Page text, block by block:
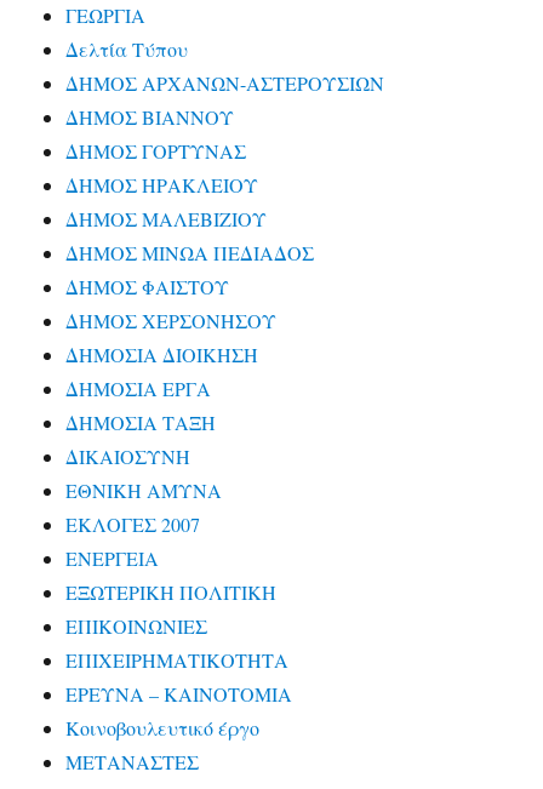
ΓΕΩΡΓΙΑ
Δελτία Τύπου
ΔΗΜΟΣ ΑΡΧΑΝΩΝ-ΑΣΤΕΡΟΥΣΙΩΝ
ΔΗΜΟΣ ΒΙΑΝΝΟΥ
ΔΗΜΟΣ ΓΟΡΤΥΝΑΣ
ΔΗΜΟΣ ΗΡΑΚΛΕΙΟΥ
ΔΗΜΟΣ ΜΑΛΕΒΙΖΙΟΥ
ΔΗΜΟΣ ΜΙΝΩΑ ΠΕΔΙΑΔΟΣ
ΔΗΜΟΣ ΦΑΙΣΤΟΥ
ΔΗΜΟΣ ΧΕΡΣΟΝΗΣΟΥ
ΔΗΜΟΣΙΑ ΔΙΟΙΚΗΣΗ
ΔΗΜΟΣΙΑ ΕΡΓΑ
ΔΗΜΟΣΙΑ ΤΑΞΗ
ΔΙΚΑΙΟΣΥΝΗ
ΕΘΝΙΚΗ ΑΜΥΝΑ
ΕΚΛΟΓΕΣ 2007
ΕΝΕΡΓΕΙΑ
ΕΞΩΤΕΡΙΚΗ ΠΟΛΙΤΙΚΗ
ΕΠΙΚΟΙΝΩΝΙΕΣ
ΕΠΙΧΕΙΡΗΜΑΤΙΚΟΤΗΤΑ
ΕΡΕΥΝΑ – ΚΑΙΝΟΤΟΜΙΑ
Κοινοβουλευτικό έργο
ΜΕΤΑΝΑΣΤΕΣ